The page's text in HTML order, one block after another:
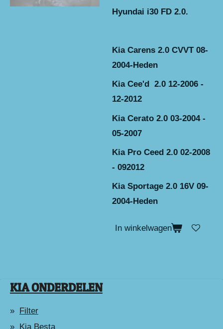
Hyundai i30 FD 2.0.
Kia Carens 2.0 CVVT 08-
2004-Heden
Kia Cee'd 2.0 12-2006 -
12-2012
Kia Cerato 2.0 03-2004 -
05-2007
Kia Pro Ceed 2.0 02-2008
- 092012
Kia Sportage 2.0 16V 09-
2004-Heden
In winkelwagen
KIA ONDERDELEN
Filter
Kia Besta